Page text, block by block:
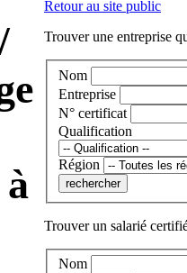
Retour au site public
Trouver une entreprise
Nom
Entreprise
N° certificat
Qualification
Région
Trouver un salarié
Nom